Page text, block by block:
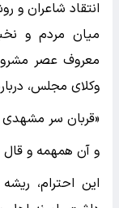
انتقاد شاعران و
میان مردم و
معروف عصر
وکلای مجلس،
«قربان سر مشهدی
و آن همهمه و
این احترام،